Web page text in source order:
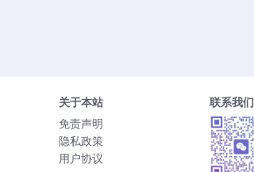
关于本站
免责声明
隐私政策
用户协议
联系我们